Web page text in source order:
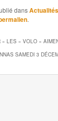
dansActualités
.
«LES « VOLO »
SAMEDI 3